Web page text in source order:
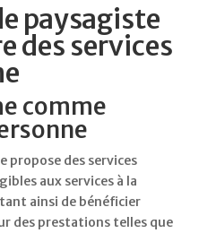
paysagiste
des services
comme
propose des services
aux services à la
ainsi de bénéficier
des prestations telles que